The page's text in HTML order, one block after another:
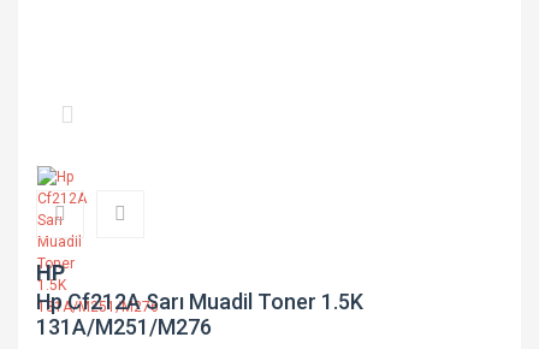
HP
Hp Cf212A Sarı Muadil Toner 1.5K
131A/M251/M276